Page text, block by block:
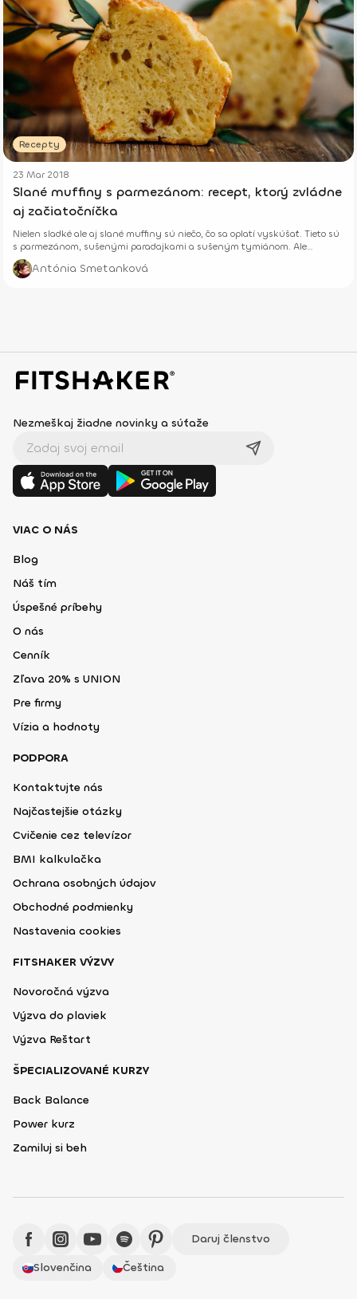
Recepty
23 Mar 2018
Slané muffiny s parmezánom: recept, ktorý zvládne
aj začiatočníčka
Nielen sladké ale aj slané muffiny sú niečo, čo sa oplatí vyskúšať. Tieto sú
s parmezánom, sušenými paradajkami a sušeným tymiánom. Ale
ingrediencie môžeš skúsiť aj obmieňať.
Antónia Smetanková
Nezmeškaj žiadne novinky a súťaže
VIAC O NÁS
Blog
Náš tím
Úspešné príbehy
O nás
Cenník
Zľava 20% s UNION
Pre firmy
Vízia a hodnoty
PODPORA
Kontaktujte nás
Najčastejšie otázky
Cvičenie cez televízor
BMI kalkulačka
Ochrana osobných údajov
Obchodné podmienky
Nastavenia cookies
FITSHAKER VÝZVY
Novoročná výzva
Výzva do plaviek
Výzva Reštart
ŠPECIALIZOVANÉ KURZY
Back Balance
Power kurz
Zamiluj si beh
Daruj členstvo
Slovenčina
Čeština